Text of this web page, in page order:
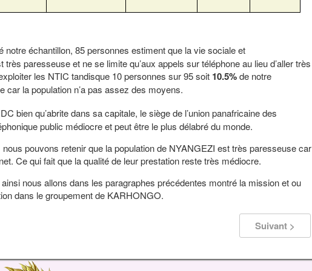
notre échantillon, 85 personnes estiment que la vie sociale et
paresseuse et ne se limite qu’aux appels sur téléphone au lieu d’aller très
les NTIC tandisque 10 personnes sur 95 soit 10.5%de notre
la population n’a pas assez des moyens.
bien qu’abrite dans sa capitale, le siège de l’union panafricaine des
public médiocre et peut être le plus délabré du monde.
pouvons retenir que la population de NYANGEZI est très paresseuse car
Ce qui fait que la qualité de leur prestation reste très médiocre.
nous allons dans les paragraphes précédentes montré la mission et ou
dans le groupement de KARHONGO.
Suivant >